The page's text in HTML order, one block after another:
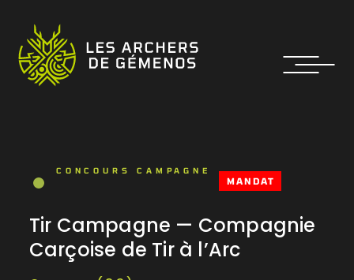
CONCOURS CAMPAGNE
MANDAT
Tir Campagne — Compagnie
Carçoise de Tir à l’Arc